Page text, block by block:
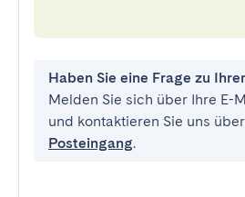
Haben Sie eine Frage zu
Melden Sie sich über Ihre E-
und kontaktieren Sie uns
Posteingang.